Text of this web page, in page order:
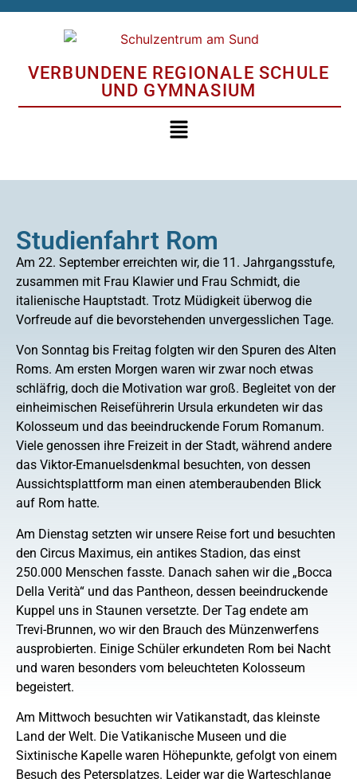
VERBUNDENE REGIONALE SCHULE
UND GYMNASIUM
Studienfahrt Rom
Am 22. September erreichten wir, die 11. Jahrgangsstufe,
zusammen mit Frau Klawier und Frau Schmidt, die
italienische Hauptstadt. Trotz Müdigkeit überwog die
Vorfreude auf die bevorstehenden unvergesslichen Tage.
Von Sonntag bis Freitag folgten wir den Spuren des Alten
Roms. Am ersten Morgen waren wir zwar noch etwas
schläfrig, doch die Motivation war groß. Begleitet von der
einheimischen Reiseführerin Ursula erkundeten wir das
Kolosseum und das beeindruckende Forum Romanum.
Viele genossen ihre Freizeit in der Stadt, während andere
das Viktor-Emanuelsdenkmal besuchten, von dessen
Aussichtsplattform man einen atemberaubenden Blick
auf Rom hatte.
Am Dienstag setzten wir unsere Reise fort und besuchten
den Circus Maximus, ein antikes Stadion, das einst
250.000 Menschen fasste. Danach sahen wir die „Bocca
Della Verità“ und das Pantheon, dessen beeindruckende
Kuppel uns in Staunen versetzte. Der Tag endete am
Trevi-Brunnen, wo wir den Brauch des Münzenwerfens
ausprobierten. Einige Schüler erkundeten Rom bei Nacht
und waren besonders vom beleuchteten Kolosseum
begeistert.
Am Mittwoch besuchten wir Vatikanstadt, das kleinste
Land der Welt. Die Vatikanische Museen und die
Sixtinische Kapelle waren Höhepunkte, gefolgt von einem
Besuch des Petersplatzes. Leider war die Warteschlange